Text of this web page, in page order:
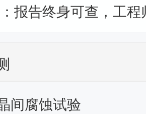
报告终身可查，工
间腐蚀试验